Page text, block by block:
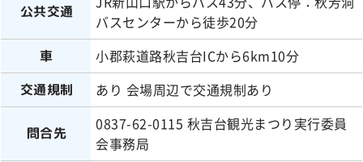
公共交通
バスセンターから徒歩20分
車 小郡萩道路秋吉台ICから6km10分
交通規制 あり 会場周辺で交通規制あり
問合先
0837-62-0115 秋吉台観光まつり実行委員
会事務局